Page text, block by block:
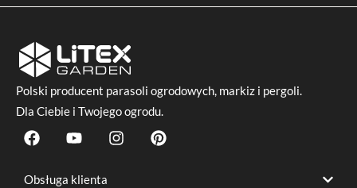
Polski producent parasoli ogrodowych, markiz i pergoli.
Dla Ciebie i Twojego ogrodu.
F
a
e
Y
o
t
I
n
P
i
Obsługa klienta